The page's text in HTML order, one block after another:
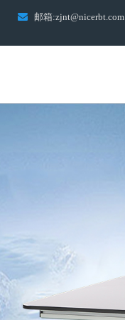
邮箱:zjnt@nicerbt.com